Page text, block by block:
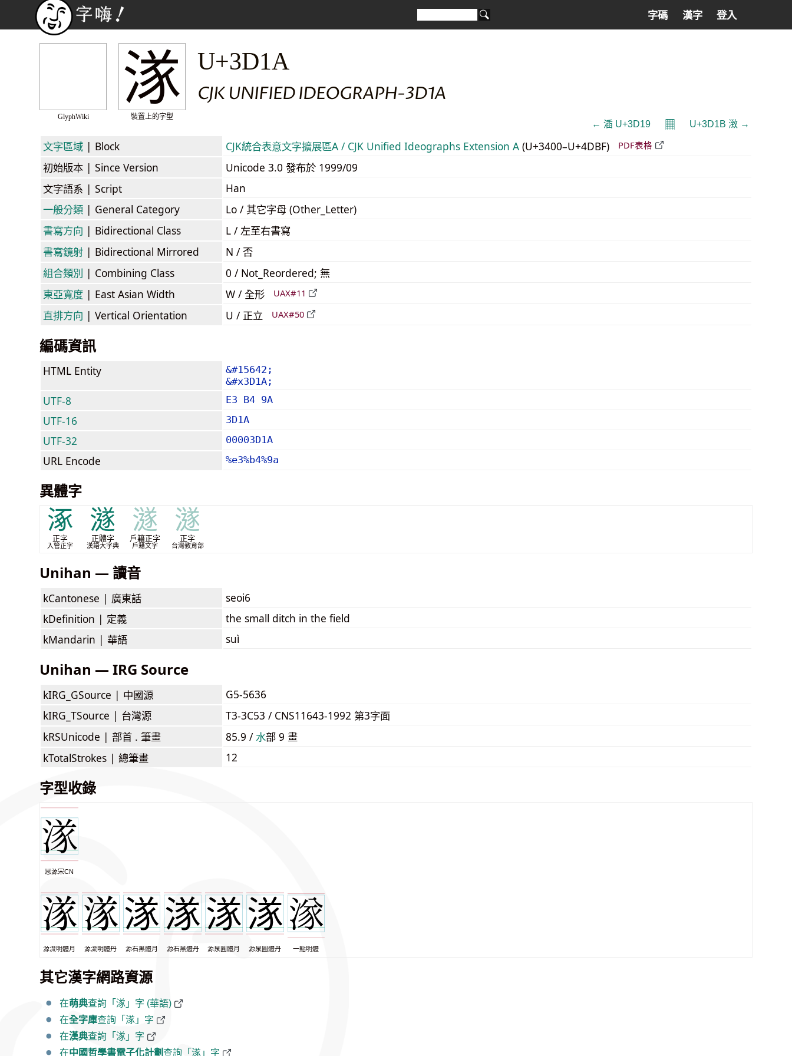
字碼 漢字 登入
GlyphWiki
㴚
裝置上的字型
U+3D1A
CJK UNIFIED IDEOGRAPH-3D1A
← 㴙 U+3D19 𝄜 U+3D1B 㴛 →
文字區域 | Block CJK統合表意文字擴展區A / CJK Unified Ideographs Extension A (U+3400–U+4DBF) PDF表格
初始版本 | Since Version
Unicode 3.0 發布於 1999/09
文字語系 | Script
Han
一般分類 | General Category
Lo / 其它字母 (Other_Letter)
書寫方向 | Bidirectional Class
L / 左至右書寫
書寫鏡射 | Bidirectional Mirrored
N / 否
組合類別 | Combining Class
0 / Not_Reordered; 無
東亞寬度 | East Asian Width W / 全形 UAX#11
直排方向 | Vertical Orientation U / 正立 UAX#50
編碼資訊
HTML Entity
&#15642;
&#x3D1A;
UTF-8 E3 B4 9A
UTF-16 3D1A
UTF-32 00003D1A
URL Encode %e3%b4%9a
異體字
涿
正字
入管正字
澻
正體字
漢語大字典
澻
戶籍正字
戶籍文字
澻
正字
台灣教育部
Unihan — 讀音
kCantonese | 廣東話
seoi6
kDefinition | 定義
the small ditch in the field
kMandarin | 華語 suì
Unihan — IRG Source
kIRG_GSource | 中國源
G5-5636
kIRG_TSource | 台灣源
T3-3C53 / CNS11643-1992 第3字面
kRSUnicode | 部首 . 筆畫 85.9 / ⽔部 9 畫
kTotalStrokes | 總筆畫 12
字型收錄
思源宋CN
源流明體月 源流明體丹 源石黑體月 源石黑體丹 源泉圓體月 源泉圓體丹 一點明體
其它漢字網路資源
在萌典查詢「㴚」字 (華語)
在全字庫查詢「㴚」字
在漢典查詢「㴚」字
在中國哲學書電子化計劃 查詢「㴚」字